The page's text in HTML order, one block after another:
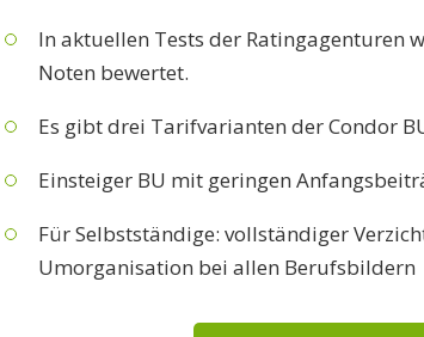
In aktuellen Tests der Ratingagenturen
Noten bewertet.
Es gibt drei Tarifvarianten der Condor
Einsteiger BU mit geringen
Für Selbstständige: vollständiger
Umorganisation bei allen Berufsbildern